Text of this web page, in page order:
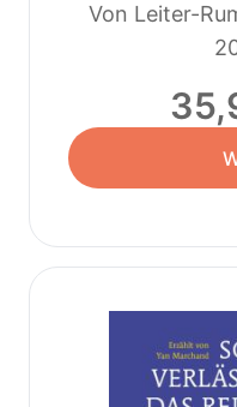
Von Leiter-